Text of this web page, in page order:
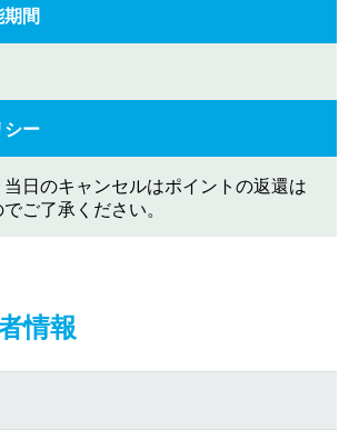
間
ー
日のキャンセルはポイントの返還は
ご了承ください。
情報